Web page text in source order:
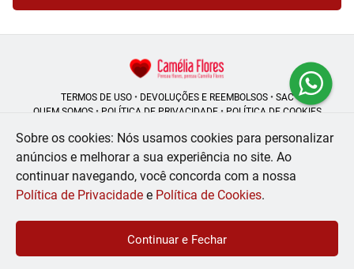
TERMOS DE USO• DEVOLUÇÕES E REEMBOLSOS• SAC
QUEM SOMOS• POLÍTICA DE PRIVACIDADE• POLÍTICA DE COOKIES
Camélia Flores | CNPJ: 08.250.956/0001-53
Rua do Rosário - 164, Centro - Rio de Janeiro - RJ - 20041-002
© 2024-2026 - Todos os direitos reservados - Desenvolvido por
Sobre os cookies: Nós usamos cookies para personalizar
anúncios e melhorar a sua experiência no site. Ao
continuar navegando, você concorda com a nossa
Política de Privacidade e Política de Cookies.
Continuar e Fechar